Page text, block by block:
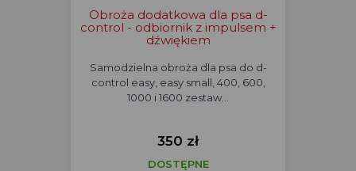
Obroża dodatkowa dla psa d-
control - odbiornik z impulsem +
dźwiękiem
Samodzielna obroża dla psa do d-
control easy, easy small, 400, 600,
1000 i 1600 zestaw…
350 zł
DOSTĘPNE